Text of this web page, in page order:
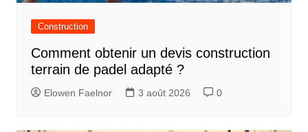
Construction
Comment obtenir un devis construction
terrain de padel adapté ?
Elowen Faelnor 3 août 2026 0